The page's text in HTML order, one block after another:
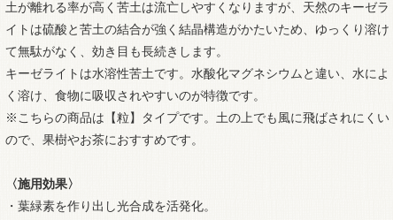
土が離れる率が高く苦土は流亡しやすくなりますが、天然のキーゼラ
イトは硫酸と苦土の結合が強く結晶構造がかたいため、ゆっくり溶け
て無駄がなく、効き目も長続きします。
キーゼライトは水溶性苦土です。水酸化マグネシウムと違い、水によ
く溶け、食物に吸収されやすいのが特徴です。
※こちらの商品は【粒】タイプです。土の上でも風に飛ばされにくい
ので、果樹やお茶におすすめです。
〈施用効果〉
・葉緑素を作り出し光合成を活発化。